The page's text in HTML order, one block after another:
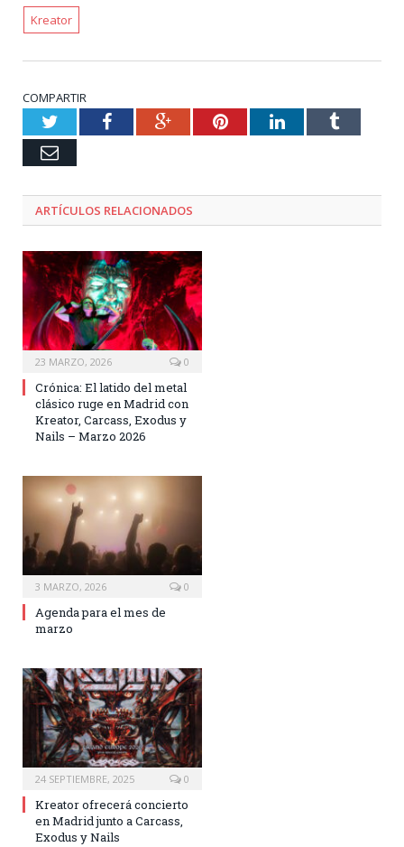
Kreator
COMPARTIR
TwitterFacebookGoogle+PinterestLinkedInTumblr
Email
ARTÍCULOS RELACIONADOS
23 MARZO, 2026 0
Crónica: El latido del metal
clásico ruge en Madrid con
Kreator, Carcass, Exodus y
Nails – Marzo 2026
3 MARZO, 2026 0
Agenda para el mes de
marzo
24 SEPTIEMBRE, 2025 0
Kreator ofrecerá concierto
en Madrid junto a Carcass,
Exodus y Nails